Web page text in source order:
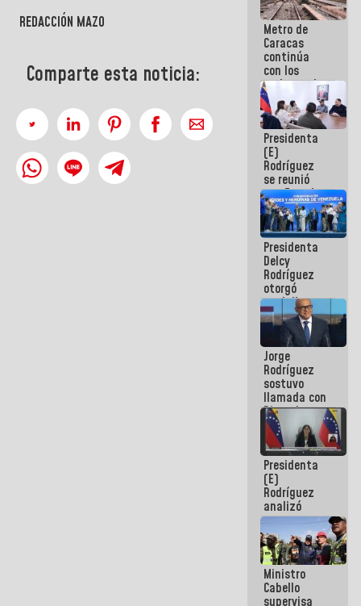
REDACCIÓN MAZO
Comparte esta noticia:
Metro de
Caracas
continúa
con los
trabajos de
mantenimiento
e inspección
en la Línea 2
Presidenta
(E)
Rodríguez
se reunió
con Estado
Mayor
Eléctrico
para
abordar
planes de
acción
Presidenta
Delcy
Rodríguez
otorgó
medalla
"Héroe de
Venezuela"
a servidores
públicos
Jorge
Rodríguez
sostuvo
llamada con
Dinorah
Figuera y
acuerdan
primer
encuentro
presencial
para el
diálogo
Presidenta
(E)
Rodríguez
analizó
junto a
gobernadores
planes de
recuperación
del Sistema
Eléctrico
Ministro
Cabello
supervisa